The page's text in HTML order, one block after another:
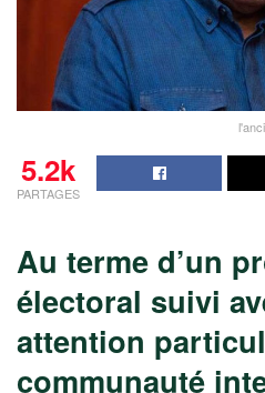
5.2k
PARTAGES
Au terme d’un
électoral suivi
attention
communauté